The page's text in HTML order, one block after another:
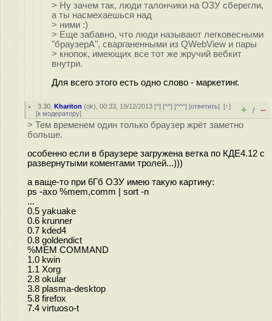
> Ну зачем так, люди талончики на ОЗУ сберегли,
а ты насмехаешься над
> ними :)
> Еще забавно, что люди называют легковесными
"браузерА", сварганенными из QWebView и пары
> кнопок, имеющих все тот же жручий вебкит
внутри.
Для всего этого есть одно слово - маркетинг.
3.30 ,Khariton (ok), 00:33, 19/12/2013 [^] [^^] [^^^] [ответить][↑]
[к модератору] + / –
> Тем временем один только браузер жрёт заметно
больше.
особенно если в браузере загружена ветка по КДЕ4.12 с
развернутыми коментами тролей...)))
а ваще-то при 6Гб ОЗУ имею такую картину:
ps -axo %mem,comm | sort -n
...
0.5 yakuake
0.6 krunner
0.7 kded4
0.8 goldendict
%MEM COMMAND
1.0 kwin
1.1 Xorg
2.8 okular
3.8 plasma-desktop
5.8 firefox
7.4 virtuoso-t